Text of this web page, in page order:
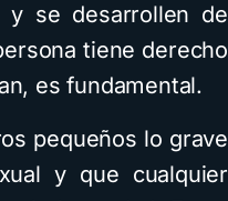
se desarrollen de
tiene derecho
es fundamental.
pequeños lo grave
y que cualquier